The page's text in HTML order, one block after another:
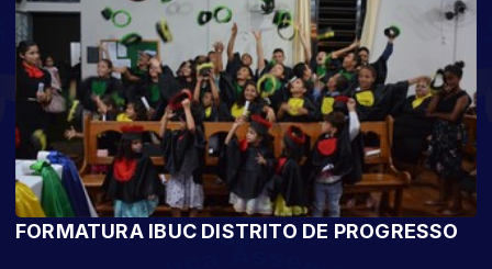
FORMATURA IBUC DISTRITO DE PROGRESSO